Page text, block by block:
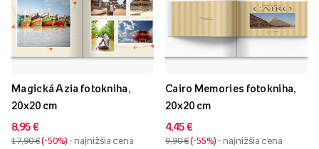
Magická Azia fotokniha,
20x20 cm
8,95 €
17,90 € -50% - najnižšia cena
Cairo Memories fotokniha,
20x20 cm
4,45 €
9,90 € -55% - najnižšia cena